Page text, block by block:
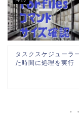
タスクスケジュー
た時間に処理を実行